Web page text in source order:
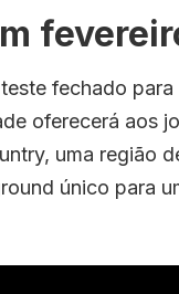
fechado para
oferecerá aos
uma região
único para